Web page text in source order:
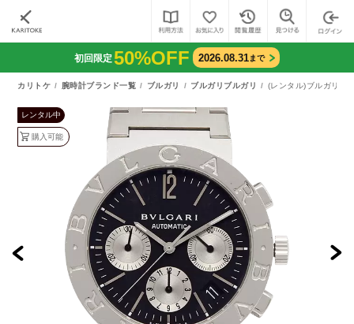
初回限定50%OFF 2026.08.31まで
カリトケ 腕時計ブランド一覧 ブルガリ ブルガリブルガリ (レンタル)ブルガリブ
レンタル中
購入可能